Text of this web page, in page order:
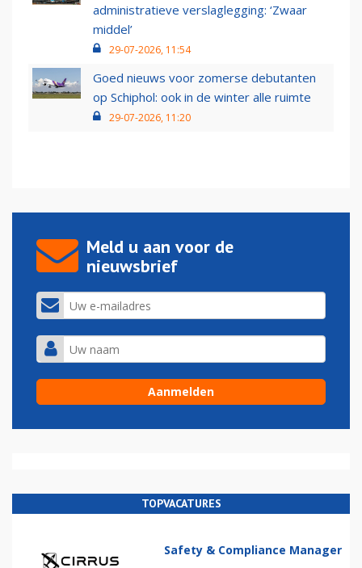
administratieve verslaglegging: ‘Zwaar
middel’
29-07-2026, 11:54
Goed nieuws voor zomerse debutanten
op Schiphol: ook in de winter alle ruimte
29-07-2026, 11:20
Meld u aan voor de
nieuwsbrief
TOPVACATURES
Safety & Compliance Manager